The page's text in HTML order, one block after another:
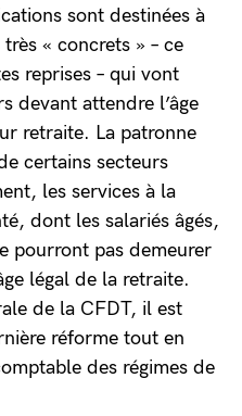
sont destinées à
« concrets » – ce
reprises – qui vont
devant attendre l’âge
retraite. La patronne
certains secteurs
les services à la
dont les salariés âgés,
pourront pas demeurer
légal de la retraite.
de la CFDT, il est
réforme tout en
des régimes de